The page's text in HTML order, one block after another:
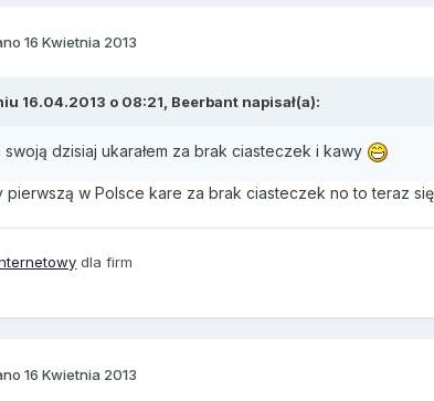
16 Kwietnia 2013
16.04.2013 o 08:21, Beerbant napisał(a):
swoją dzisiaj ukarałem za brak ciasteczek i kawy
pierwszą w Polsce kare za brak ciasteczek no to teraz
dla firm
16 Kwietnia 2013